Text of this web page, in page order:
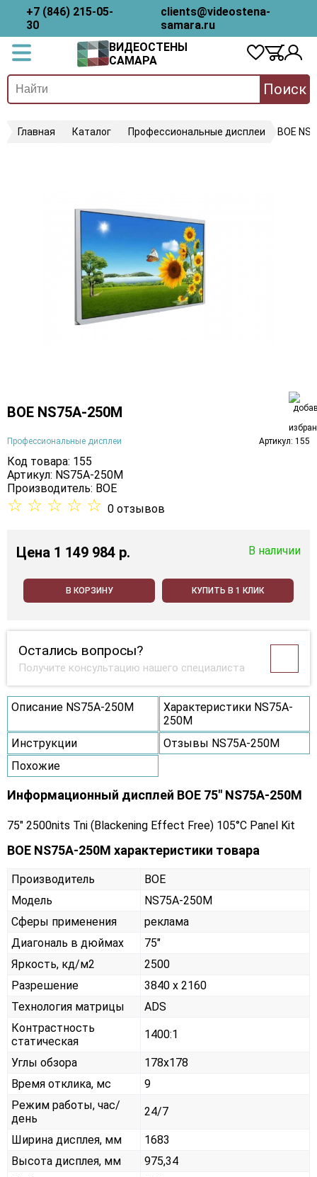
+7 (846) 215-05-
30
clients@videostena-
samara.ru
ВИДЕОСТЕНЫ
САМАРА
Поиск
Главная Каталог Профессиональные дисплеи BOE
BOE NS75A-250M
Профессиональные дисплеи Артикул: 155
Код товара: 155
Артикул: NS75A-250M
Производитель: BOE
☆ ☆ ☆ ☆ ☆ 0 отзывов
Цена 1 149 984 p. В наличии
В КОРЗИНУ КУПИТЬ В 1 КЛИК
Остались вопросы?
Получите консультацию нашего специалиста
Описание NS75A-250M
Характеристики NS75A-
250M
Инструкции
Отзывы NS75A-250M
Похожие
Информационный дисплей BOE 75" NS75A-250M
75" 2500nits Tni (Blackening Effect Free) 105°C Panel Kit
BOE NS75A-250M характеристики товара
Производитель
BOE
Модель
NS75A-250M
Сферы применения
реклама
Диагональ в дюймах
75"
Яркость, кд/м2
2500
Разрешение
3840 x 2160
Технология матрицы
ADS
Контрастность
статическая
1400:1
Углы обзора
178x178
Время отклика, мс
9
Режим работы, час/
день
24/7
Ширина дисплея, мм
1683
Высота дисплея, мм
975,34